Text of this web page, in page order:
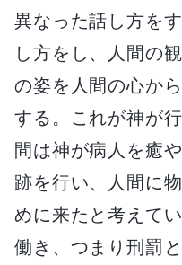
異なった話し方を
し方をし、人間の
の姿を人間の心か
する。これが神が
間は神が病人を癒
跡を行い、人間に
めに来たと考えて
働き、つまり刑罰